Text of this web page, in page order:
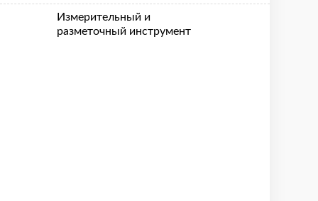
Измерительный и
разметочный инструмент